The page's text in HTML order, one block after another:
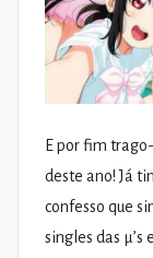
E por fim
deste ano! Já
confesso que
singles das μ’s